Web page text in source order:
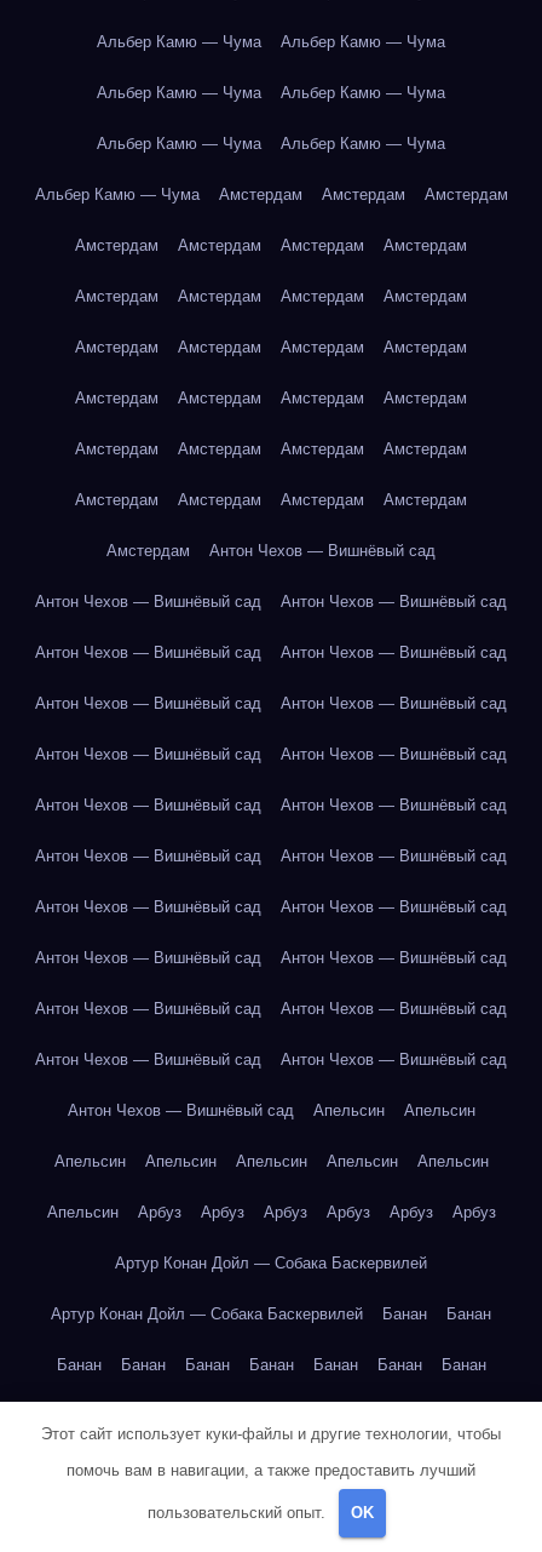
Альбер Камю — Чума Альбер Камю — Чума
Альбер Камю — Чума Альбер Камю — Чума
Альбер Камю — Чума Альбер Камю — Чума
Альбер Камю — Чума Амстердам Амстердам Амстердам
Амстердам Амстердам Амстердам Амстердам
Амстердам Амстердам Амстердам Амстердам
Амстердам Амстердам Амстердам Амстердам
Амстердам Амстердам Амстердам Амстердам
Амстердам Амстердам Амстердам Амстердам
Амстердам Амстердам Амстердам Амстердам
Амстердам Антон Чехов — Вишнёвый сад
Антон Чехов — Вишнёвый сад Антон Чехов — Вишнёвый сад
Антон Чехов — Вишнёвый сад Антон Чехов — Вишнёвый сад
Антон Чехов — Вишнёвый сад Антон Чехов — Вишнёвый сад
Антон Чехов — Вишнёвый сад Антон Чехов — Вишнёвый сад
Антон Чехов — Вишнёвый сад Антон Чехов — Вишнёвый сад
Антон Чехов — Вишнёвый сад Антон Чехов — Вишнёвый сад
Антон Чехов — Вишнёвый сад Антон Чехов — Вишнёвый сад
Антон Чехов — Вишнёвый сад Антон Чехов — Вишнёвый сад
Антон Чехов — Вишнёвый сад Антон Чехов — Вишнёвый сад
Антон Чехов — Вишнёвый сад Антон Чехов — Вишнёвый сад
Антон Чехов — Вишнёвый сад Апельсин Апельсин
Апельсин Апельсин Апельсин Апельсин Апельсин
Апельсин Арбуз Арбуз Арбуз Арбуз Арбуз Арбуз
Артур Конан Дойл — Собака Баскервилей
Артур Конан Дойл — Собака Баскервилей Банан Банан
Банан Банан Банан Банан Банан Банан Банан
Бангкок Бангкок Бангкок Бангкок Бангкок Бангкок
Бангкок Бангкок Бангкок Бангкок
Этот сайт использует куки-файлы и другие технологии, чтобы
помочь вам в навигации, а также предоставить лучший
пользовательский опыт. OK